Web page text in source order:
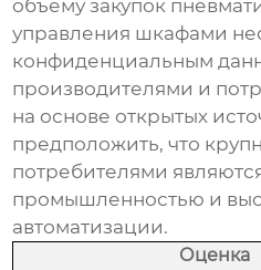
объему закупок
управления шкафами
конфиденциальным
производителями и
на основе открытых
предположить, что
потребителями
промышленностью и
автоматизации.
Оценка